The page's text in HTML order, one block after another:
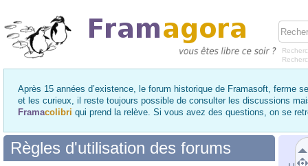
Après 15 années d’existence, le forum historique de Framasoft, ferme
et les curieux, il reste toujours possible de consulter les discussions
Framacolibri qui prend la relève. Si vous avez des questions, on se
Règles d'utilisation des forums